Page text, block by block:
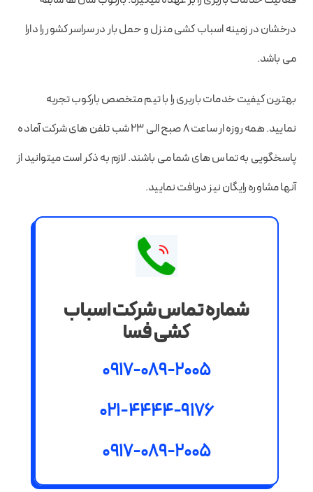
درخشان در زمینه اسباب کشی منزل و حمل بار در سراسر کشور را دارا
می باشد.
بهترین کیفیت خدمات باربری را با تیم متخصص بارکوب تجربه
نمایید. همه روزه ار ساعت ۸ صبح الی ۲۳ شب تلفن های شرکت آماده
پاسخگویی به تماس های شما می باشند. لازم به ذکر است میتوانید از
آنها مشاوره رایگان نیز دریافت نمایید.
شماره تماس شرکت اسباب
کشی فسا
0917-089-2005
021-4444-9176
0917-089-2005